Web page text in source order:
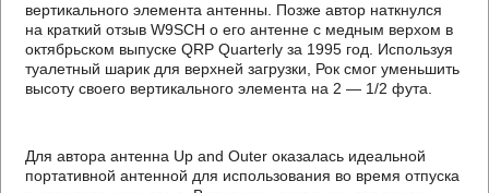
вертикального элемента антенны. Позже автор наткнулся
на краткий отзыв W9SCH о его антенне с медным верхом в
октябрьском выпуске QRP Quarterly за 1995 год. Используя
туалетный шарик для верхней загрузки, Рок смог уменьшить
высоту своего вертикального элемента на 2 — 1/2 фута.
Для автора антенна Up and Outer оказалась идеальной
портативной антенной для использования во время отпуска